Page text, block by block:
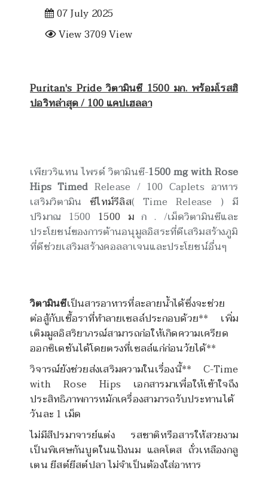
07 July 2025
View 3709 View
Puritan's Pride วิตามินซี 1500 มก. พร้อมโรสฮิ
ปอริทล่าสุด / 100 แคปเฮลลา
เพียวริแทน ไพรด์ วิตามินซี-1500 mg with Rose
Hips Timed Release / 100 Caplets อาหาร
เสริมวิตามิน ซีไทม์รีลิส( Time Release ) มี
ปริมาณ 1500 1500 มก . /เม็ดวิตามินซีและ
ประโยชน์ของการต้านอนุมูลอิสระที่ดีเสริมสร้างภูมิ
ที่ดีช่วยเสริมสร้างคอลลาเจนและประโยชน์อื่นๆ
วิตามินซีเป็นสารอาหารที่ละลายน้ำได้ซึ่งจะช่วย
ต่อสู้กับเชื้อราที่ทำลายเซลล์ประกอบด้วย** เพิ่ม
เติมมูลอิสริยาภรณ์สามารถก่อให้เกิดความเครียด
ออกซิเดชันได้โดยตรงที่เซลล์แก่ก่อนวัยได้**
วิจารณ์ยังช่วยส่งเสริมความในเรื่องนี้** C-Time
with Rose Hips เอกสารมาเพื่อให้เข้าใจถึง
ประสิทธิภาพการหมักเครื่องสามารถรับประทานได้
วันละ 1 เม็ด
ไม่มีสีปรมาจารย์แต่ง รสชาติหรือสารให้สวยงาม
เป็นพิเศษกันบูดในแป้งนม แลคโตส ถั่วเหลืองกลู
เตน ยีสต์ยีสต์ปลา ไม่จำเป็นต้องใส่อาหาร